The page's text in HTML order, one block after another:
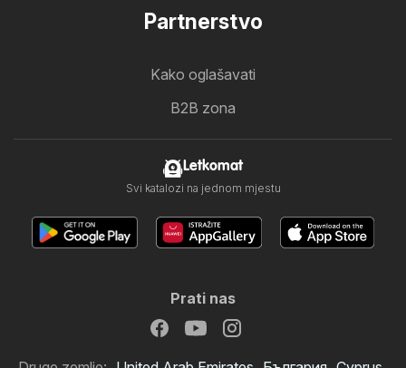
Partnerstvo
Kako oglašavati
B2B zona
Letkomat
Svi katalozi na jednom mjestu
Prati nas